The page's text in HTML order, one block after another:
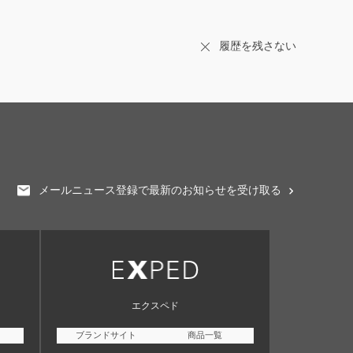
履歴を残さない
メールニュース登録で最新のお知らせを受け取る
エクスペド
ブランドサイト 商品一覧